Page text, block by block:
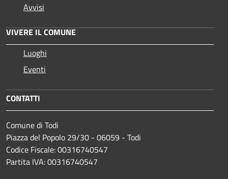
Avvisi
VIVERE IL COMUNE
Luoghi
Eventi
CONTATTI
Comune di Todi
Piazza del Popolo 29/30 - 06059 - Todi
Codice Fiscale: 00316740547
Partita IVA: 00316740547